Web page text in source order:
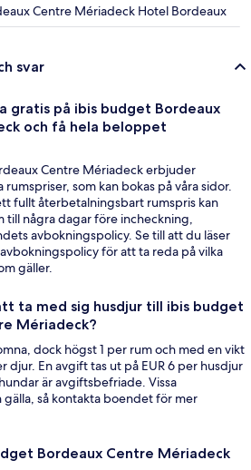
Centre Mériadeck Hotel Bordeaux
svar
gratis på ibis budget Bordeaux
och få hela beloppet
Centre Mériadeck erbjuder
som kan bokas på våra sidor.
fullt återbetalningsbart rumspris kan
till några dagar före incheckning,
avbokningspolicy. Se till att du läser
för att ta reda på vilka
gäller.
ta med sig husdjur till ibis budget
Mériadeck?
dock högst 1 per rum och med en vikt
djur. En avgift tas ut på EUR 6 per husdjur
är avgiftsbefriade. Vissa
gälla, så kontakta boendet för mer
Bordeaux Centre Mériadeck